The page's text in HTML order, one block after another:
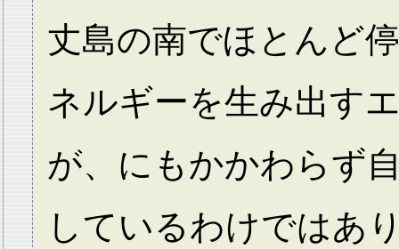
丈島の南でほとんど
ネルギーを生み出す
が、にもかかわらず
しているわけではあ